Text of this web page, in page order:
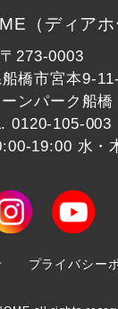
（ディアホ
〒273-0003
橋市宮本9-
ーンパーク船橋
0120-105-003
19:00 水・
プライバシー